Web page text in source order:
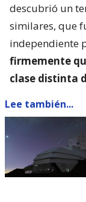
descubrió un
similares, que
independiente
firmemente
clase distinta
Lee también...